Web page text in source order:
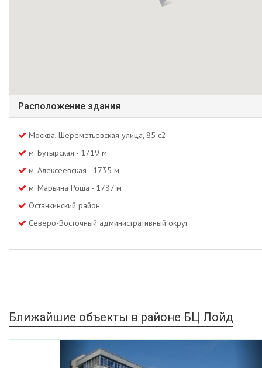
Расположение здания
Москва, Шереметьевская улица, 85 с2
м. Бутырская - 1719 м
м. Алексеевская - 1735 м
м. Марьина Роща - 1787 м
Останкинский район
Северо-Восточный административный округ
Ближайшие объекты в районе БЦ Лойд
Previous